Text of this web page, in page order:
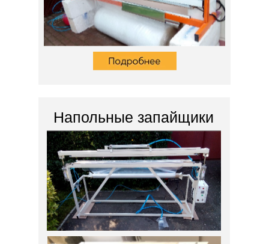
Напольные запайщики